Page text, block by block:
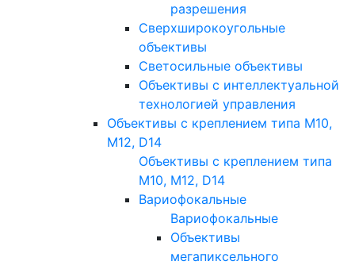
разрешения
Сверхширокоугольные
объективы
Светосильные объективы
Объективы с интеллектуальной
технологией управления
Объективы с креплением типа M10,
M12, D14
Объективы с креплением типа
M10, M12, D14
Вариофокальные
Вариофокальные
Объективы
мегапиксельного